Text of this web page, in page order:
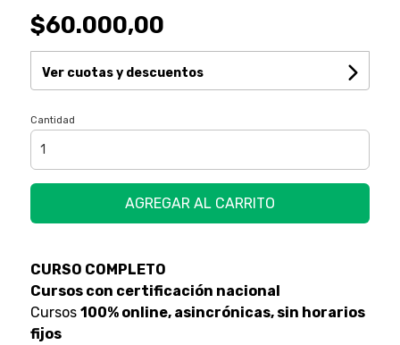
$60.000,00
Ver cuotas y descuentos
Cantidad
AGREGAR AL CARRITO
CURSO COMPLETO
Cursos con certificación nacional
Cursos 100% online, asincrónicas, sin horarios
fijos